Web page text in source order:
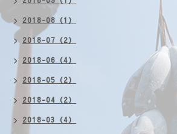
2018-08（1）
2018-07（2）
2018-06（4）
2018-05（2）
2018-04（2）
2018-03（4）